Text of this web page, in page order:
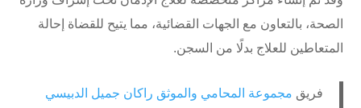
الصحة، بالتعاون مع الجهات القضائية، مما يتيح للقضاة إحالة
المتعاطين للعلاج بدلًا من السجن.
فريق مجموعة المحامي والموثق راكان جميل الدبيسي